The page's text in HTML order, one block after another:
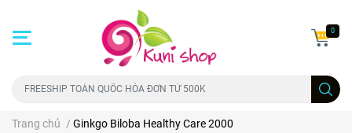
0
Trang chủ / Ginkgo Biloba Healthy Care 2000